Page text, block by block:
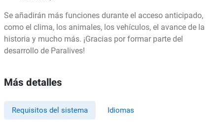
Se añadirán más funciones durante el acceso anticipado,
como el clima, los animales, los vehículos, el avance de la
historia y mucho más. ¡Gracias por formar parte del
desarrollo de Paralives!
Más detalles
Requisitos del sistema Idiomas